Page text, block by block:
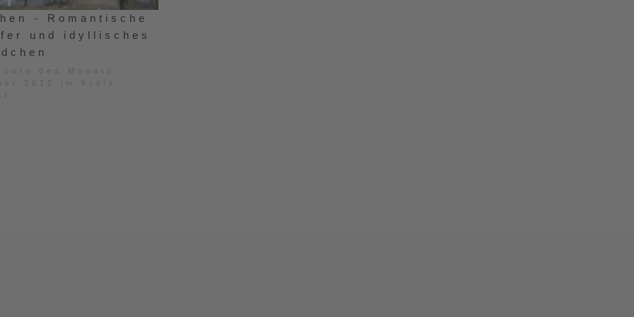
- Romantische
und idyllisches
des Monats
2012 im Kreis